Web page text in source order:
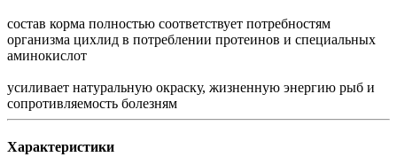
состав корма полностью соответствует потребностям
организма цихлид в потреблении протеинов и специальных
аминокислот
усиливает натуральную окраску, жизненную энергию рыб и
сопротивляемость болезням
Характеристики